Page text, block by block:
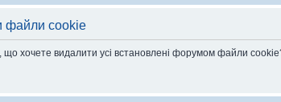
файли cookie
що хочете видалити усі встановлені форумом файли